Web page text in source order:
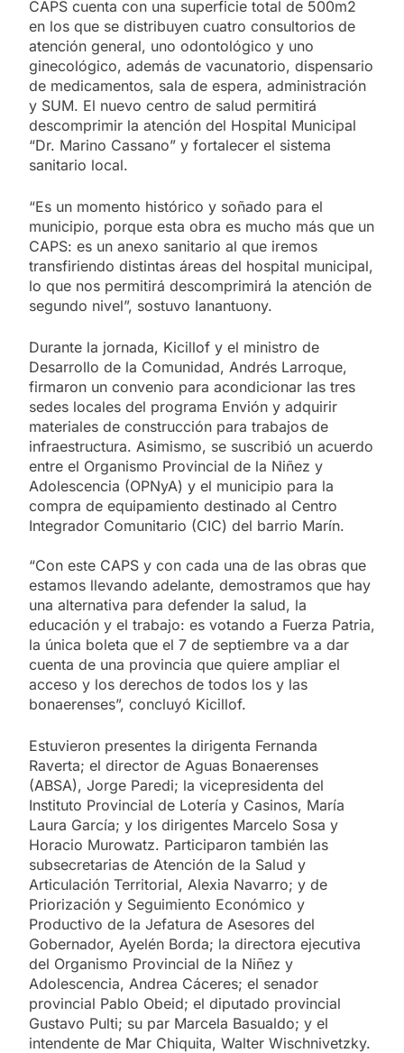
CAPS cuenta con una superficie total de 500m2
en los que se distribuyen cuatro consultorios de
atención general, uno odontológico y uno
ginecológico, además de vacunatorio, dispensario
de medicamentos, sala de espera, administración
y SUM. El nuevo centro de salud permitirá
descomprimir la atención del Hospital Municipal
“Dr. Marino Cassano” y fortalecer el sistema
sanitario local.
“Es un momento histórico y soñado para el
municipio, porque esta obra es mucho más que un
CAPS: es un anexo sanitario al que iremos
transfiriendo distintas áreas del hospital municipal,
lo que nos permitirá descomprimirá la atención de
segundo nivel”, sostuvo Ianantuony.
Durante la jornada, Kicillof y el ministro de
Desarrollo de la Comunidad, Andrés Larroque,
firmaron un convenio para acondicionar las tres
sedes locales del programa Envión y adquirir
materiales de construcción para trabajos de
infraestructura. Asimismo, se suscribió un acuerdo
entre el Organismo Provincial de la Niñez y
Adolescencia (OPNyA) y el municipio para la
compra de equipamiento destinado al Centro
Integrador Comunitario (CIC) del barrio Marín.
“Con este CAPS y con cada una de las obras que
estamos llevando adelante, demostramos que hay
una alternativa para defender la salud, la
educación y el trabajo: es votando a Fuerza Patria,
la única boleta que el 7 de septiembre va a dar
cuenta de una provincia que quiere ampliar el
acceso y los derechos de todos los y las
bonaerenses”, concluyó Kicillof.
Estuvieron presentes la dirigenta Fernanda
Raverta; el director de Aguas Bonaerenses
(ABSA), Jorge Paredi; la vicepresidenta del
Instituto Provincial de Lotería y Casinos, María
Laura García; y los dirigentes Marcelo Sosa y
Horacio Murowatz. Participaron también las
subsecretarias de Atención de la Salud y
Articulación Territorial, Alexia Navarro; y de
Priorización y Seguimiento Económico y
Productivo de la Jefatura de Asesores del
Gobernador, Ayelén Borda; la directora ejecutiva
del Organismo Provincial de la Niñez y
Adolescencia, Andrea Cáceres; el senador
provincial Pablo Obeid; el diputado provincial
Gustavo Pulti; su par Marcela Basualdo; y el
intendente de Mar Chiquita, Walter Wischnivetzky.